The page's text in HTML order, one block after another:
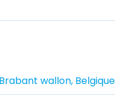
Brabant wallon, Belgique